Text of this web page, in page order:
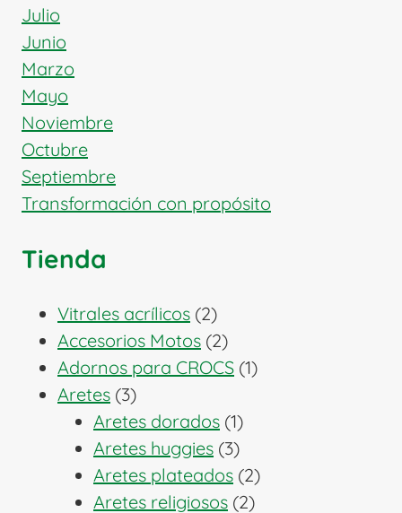
Julio
Junio
Marzo
Mayo
Noviembre
Octubre
Septiembre
Transformación con propósito
Tienda
Vitrales acrílicos 22
productos
Accesorios Motos 22
productos
Adornos para CROCS 11
Aretes 33
productos
Aretes dorados 11
producto
Aretes huggies 33
productos
Aretes plateados 22
productos
Aretes religiosos 22